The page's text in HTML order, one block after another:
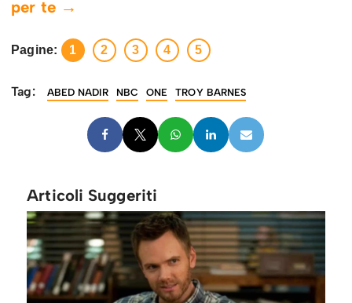
per te →
Pagine: 1 2 3 4 5
Tag: ABED NADIR NBC ONE TROY BARNES
Articoli Suggeriti